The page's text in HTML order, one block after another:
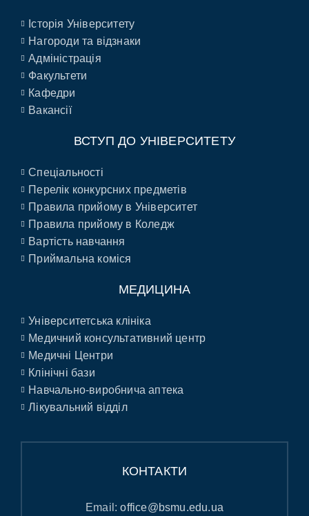
Історія Університету
Нагороди та відзнаки
Адміністрація
Факультети
Кафедри
Вакансії
ВСТУП ДО УНІВЕРСИТЕТУ
Спеціальності
Перелік конкурсних предметів
Правила прийому в Університет
Правила прийому в Коледж
Вартість навчання
Приймальна коміся
МЕДИЦИНА
Університетська клініка
Медичний консультативний центр
Медичні Центри
Клінічні бази
Навчально-виробнича аптека
Лікувальний відділ
КОНТАКТИ
Email:office@bsmu.edu.ua